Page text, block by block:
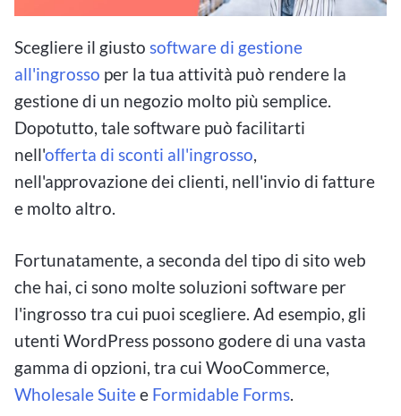
Scegliere il giusto software di gestione
all'ingrosso per la tua attività può rendere la
gestione di un negozio molto più semplice.
Dopotutto, tale software può facilitarti
nell'offerta di sconti all'ingrosso,
nell'approvazione dei clienti, nell'invio di fatture
e molto altro.
Fortunatamente, a seconda del tipo di sito web
che hai, ci sono molte soluzioni software per
l'ingrosso tra cui puoi scegliere. Ad esempio, gli
utenti WordPress possono godere di una vasta
gamma di opzioni, tra cui WooCommerce,
Wholesale Suitee Formidable Forms.